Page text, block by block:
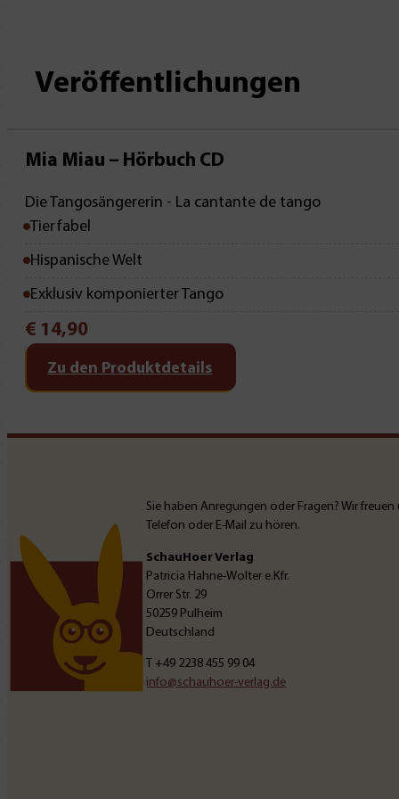
Veröffentlichungen
Mia Miau – Hörbuch CD
Die Tangosängererin - La cantante de tango
Tierfabel
Hispanische Welt
Exklusiv komponierter Tango
€ 14,90
Zu den Produktdetails
Sie haben Anregungen oder Fragen? Wir
Telefon oder E-Mail zu hören.
SchauHoer Verlag
Patricia Hahne-Wolter e.Kfr.
Orrer Str. 29
50259 Pulheim
Deutschland
T+49 2238 455 99 04
info@schauhoer-verlag.de